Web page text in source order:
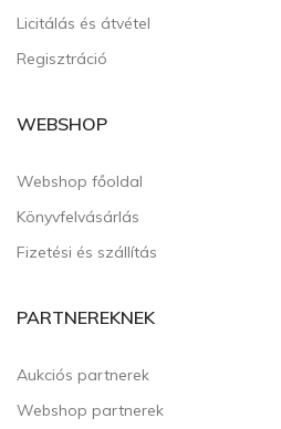
Licitálás és átvétel
Regisztráció
WEBSHOP
Webshop főoldal
Könyvfelvásárlás
Fizetési és szállítás
PARTNEREKNEK
Aukciós partnerek
Webshop partnerek